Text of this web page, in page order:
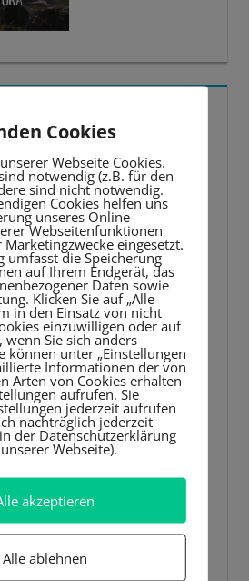
Cookies
Webseite Cookies.
notwendig (z.B. für den
sind nicht notwendig.
Cookies helfen uns
unseres Online-
Webseitenfunktionen
eingesetzt.
umfasst die Speicherung
auf Ihrem Endgerät, das
Daten sowie
Klicken Sie auf „Alle
in den Einsatz von nicht
einzuwilligen oder auf
wenn Sie sich anders
können unter „Einstellungen
Informationen der von
Arten von Cookies erhalten
aufrufen. Sie
jederzeit aufrufen
nachträglich jederzeit
der Datenschutzerklärung
Webseite).
akzeptieren
Alle ablehnen